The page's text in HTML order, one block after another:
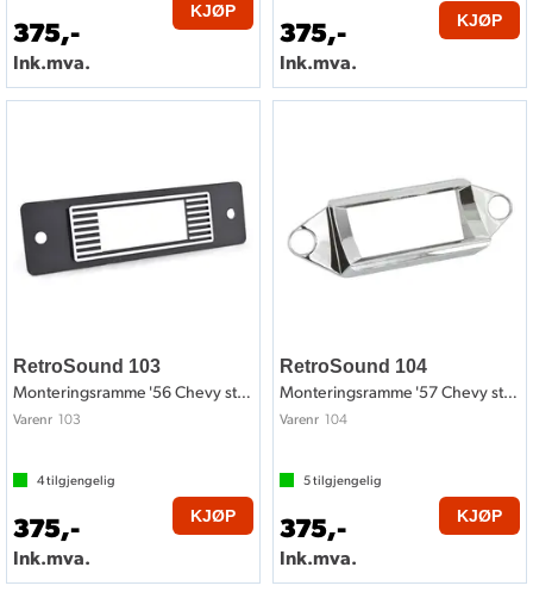
375,-
Ink.mva.
KJØP
375,-
Ink.mva.
KJØP
RetroSound 103
Monteringsramme '56 Chevy style
Varenr 103
4tilgjengelig
375,-
Ink.mva.
KJØP
RetroSound 104
Monteringsramme '57 Chevy style
Varenr 104
5tilgjengelig
375,-
Ink.mva.
KJØP